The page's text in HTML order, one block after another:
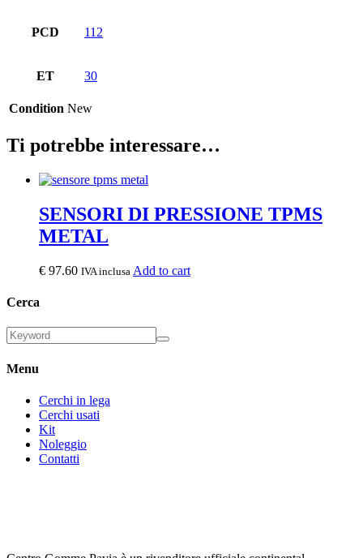
PCD 112
ET 30
Condition New
Ti potrebbe interessare…
SENSORI DI PRESSIONE TPMS
METAL
€ 97.60 IVA inclusa Add to cart
Cerca
Menu
Cerchi in lega
Cerchi usati
Kit
Noleggio
Contatti